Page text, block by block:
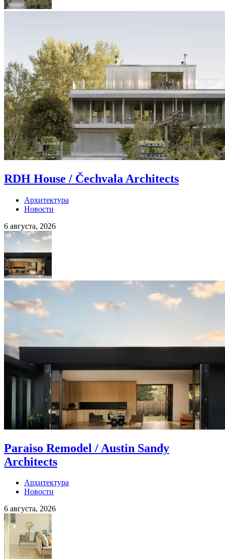
RDH House / Čechvala Architects
Архитектура
Новости
6 августа, 2026
Paraiso Remodel / Austin Sandy
Architects
Архитектура
Новости
6 августа, 2026